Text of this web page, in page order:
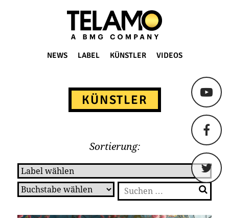
TELAMO
NEWS LABEL KÜNSTLER VIDEOS
KÜNSTLER
Sortierung:
Suchen
nach: